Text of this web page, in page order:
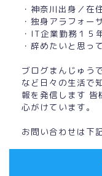
・神奈川出身／在
・独身アラフォー
・IT企業勤務１５
・辞めたいと思っ
ブログまんじゅう
など日々の生活で
報を発信します 皆
心がけています。
お問い合わせは下